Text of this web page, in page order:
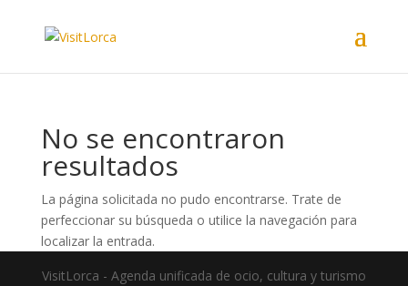
No se encontraron
resultados
La página solicitada no pudo encontrarse. Trate de
perfeccionar su búsqueda o utilice la navegación para
localizar la entrada.
VisitLorca - Agenda unificada de ocio, cultura y turismo